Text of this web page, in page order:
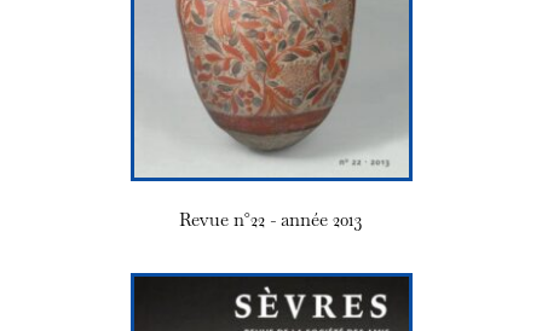
Revue n°22 - année 2013